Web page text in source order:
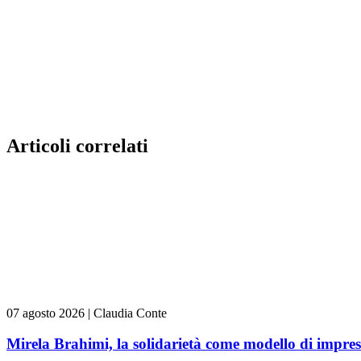
Articoli correlati
07 agosto 2026 | Claudia Conte
Mirela Brahimi, la solidarietà come modello di